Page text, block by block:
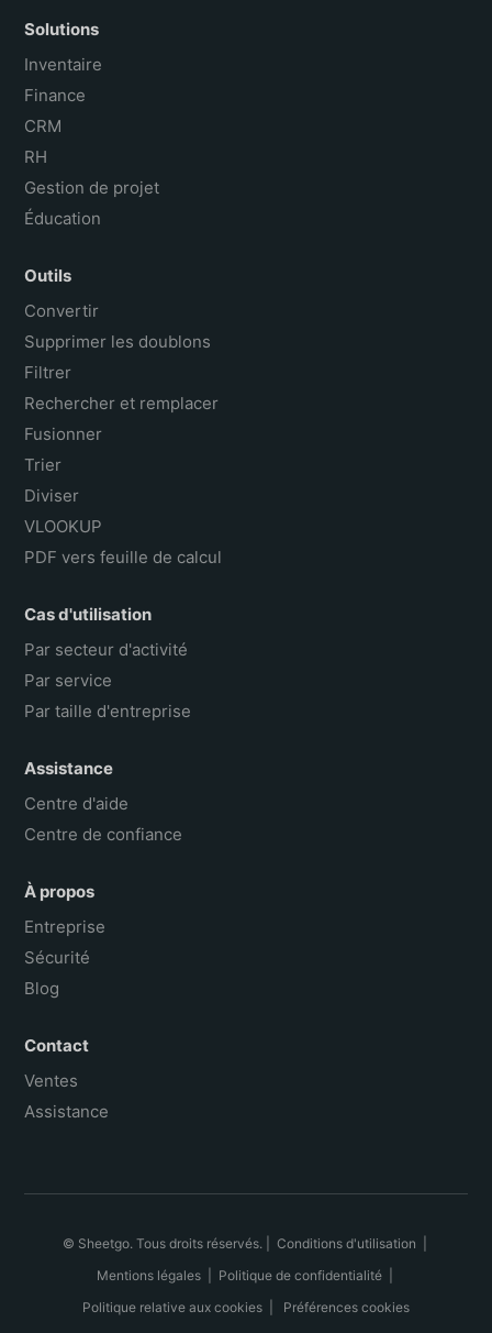
Solutions
Inventaire
Finance
CRM
RH
Gestion de projet
Éducation
Outils
Convertir
Supprimer les doublons
Filtrer
Rechercher et remplacer
Fusionner
Trier
Diviser
VLOOKUP
PDF vers feuille de calcul
Cas d'utilisation
Par secteur d'activité
Par service
Par taille d'entreprise
Assistance
Centre d'aide
Centre de confiance
À propos
Entreprise
Sécurité
Blog
Contact
Ventes
Assistance
© Sheetgo. Tous droits réservés. | Conditions d'utilisation
Mentions légales| Politique de confidentialité|
Politique relative aux cookies
Préférences cookies